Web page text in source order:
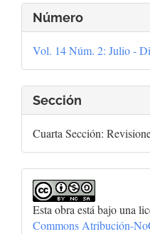
Detalles
del
artículo
Número
Vol. 14 Núm. 2: Julio -
Sección
Cuarta Sección:
Esta obra está bajo una
Commons Atribución-